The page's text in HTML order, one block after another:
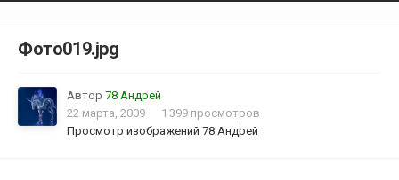
Фото019.jpg
Автор 78 Андрей
22 марта, 2009
1 399 просмотров
Просмотр изображений 78 Андрей